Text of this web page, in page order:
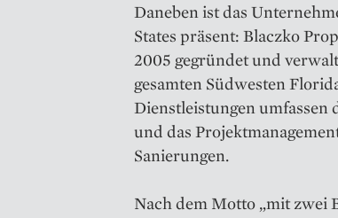
Daneben ist das
States präsent: Blaczko
2005 gegründet und
gesamten Südwesten
Dienstleistungen
und das
Sanierungen.
Nach dem Motto „mit zwei